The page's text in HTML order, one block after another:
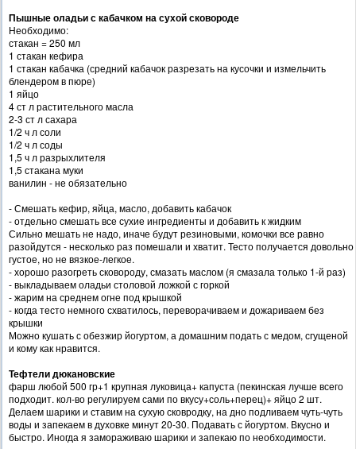
Пышные оладьи с кабачком на сухой сковороде
Необходимо:
стакан = 250 мл
1 стакан кефира
1 стакан кабачка (средний кабачок разрезать на кусочки и измельчить
блендером в пюре)
1 яйцо
4 ст л растительного масла
2-3 ст л сахара
1/2 ч л соли
1/2 ч л соды
1,5 ч л разрыхлителя
1,5 стакана муки
ванилин - не обязательно
- Смешать кефир, яйца, масло, добавить кабачок
- отдельно смешать все сухие ингредиенты и добавить к жидким
Сильно мешать не надо, иначе будут резиновыми, комочки все равно
разойдутся - несколько раз помешали и хватит. Тесто получается довольно
густое, но не вязкое-легкое.
- хорошо разогреть сковороду, смазать маслом (я смазала только 1-й раз)
- выкладываем оладьи столовой ложкой с горкой
- жарим на среднем огне под крышкой
- когда тесто немного схватилось, переворачиваем и дожариваем без
крышки
Можно кушать с обезжир йогуртом, а домашним подать с медом, сгущеной
и кому как нравится.
Тефтели дюкановские
фарш любой 500 гр+1 крупная луковица+ капуста (пекинская лучше всего
подходит. кол-во регулируем сами по вкусу+соль+перец)+ яйцо 2 шт.
Делаем шарики и ставим на сухую сковродку, на дно подливаем чуть-чуть
воды и запекаем в духовке минут 20-30. Подавать с йогуртом. Вкусно и
быстро. Иногда я замораживаю шарики и запекаю по необходимости.